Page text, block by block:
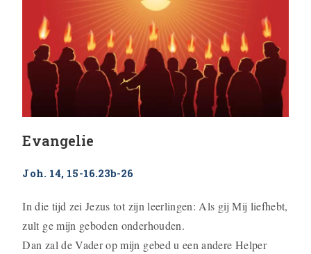
Evangelie
Joh. 14, 15-16.23b-26
In die tijd zei Jezus tot zijn leerlingen: Als gij Mij liefhebt,
zult ge mijn geboden onderhou­den.
Dan zal de Vader op mijn gebed u een andere Helper